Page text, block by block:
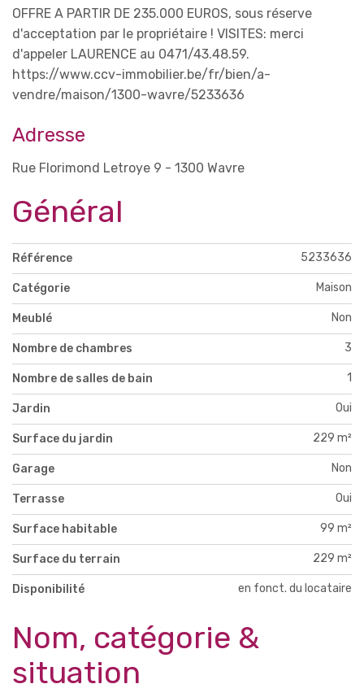
OFFRE A PARTIR DE 235.000 EUROS, sous réserve
d'acceptation par le propriétaire ! VISITES: merci
d'appeler LAURENCE au 0471/43.48.59.
https://www.ccv-immobilier.be/fr/bien/a-
vendre/maison/1300-wavre/5233636
Adresse
Rue Florimond Letroye 9 - 1300 Wavre
Général
Référence 5233636
Catégorie Maison
Meublé Non
Nombre de chambres 3
Nombre de salles de bain 1
Jardin Oui
Surface du jardin 229 m²
Garage Non
Terrasse Oui
Surface habitable 99 m²
Surface du terrain 229 m²
Disponibilité en fonct. du locataire
Nom, catégorie &
situation